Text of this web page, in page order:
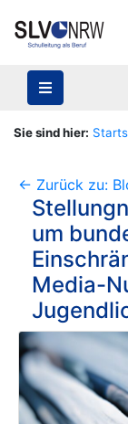
Sie sind hier:
<- Zurück zu:
um
Media-